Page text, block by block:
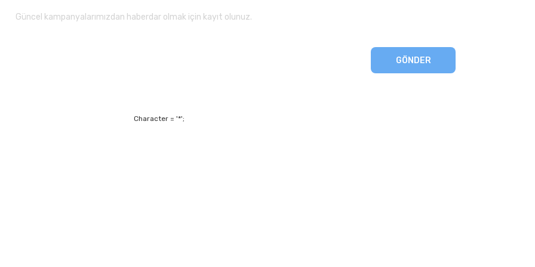
Güncel kampanyalarımızdan haberdar olmak için kayıt olunuz.
GÖNDER
Character = '*';